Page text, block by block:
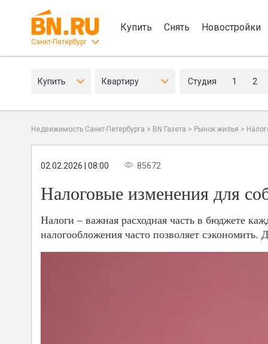
Санкт-Петербург
Купить Снять Новостройки
Купить Квартиру Студия 1 2
Недвижимость Санкт-Петербурга > BN Газета > Рынок жилья >
02.02.2026 | 08:00 85672
Налоговые изменения для
Налоги – важная расходная часть в бюджете
налогообложения часто позволяет